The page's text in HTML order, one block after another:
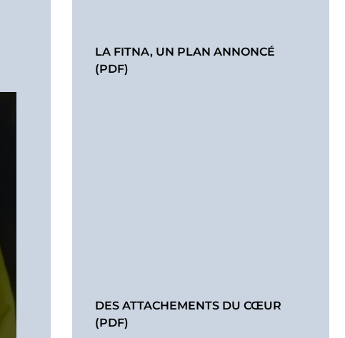
LA FITNA, UN PLAN ANNONCÉ
(PDF)
DES ATTACHEMENTS DU CŒUR
(PDF)